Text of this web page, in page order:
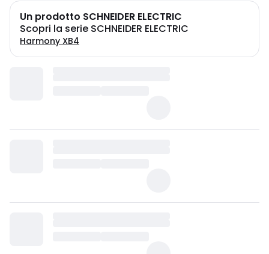
Un prodotto SCHNEIDER ELECTRIC
Scopri la serie SCHNEIDER ELECTRIC
Harmony XB4